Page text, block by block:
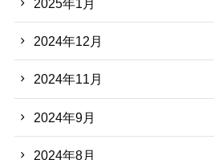
2025年1月
2024年12月
2024年11月
2024年9月
2024年8月